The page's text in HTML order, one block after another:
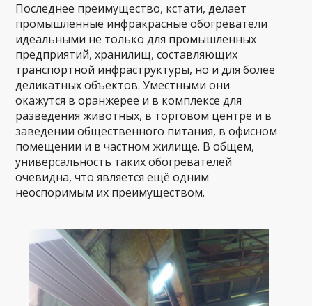
Последнее преимущество, кстати, делает
промышленные инфракрасные обогреватели
идеальными не только для промышленных
предприятий, хранилищ, составляющих
транспортной инфраструктуры, но и для более
деликатных объектов. Уместными они
окажутся в оранжерее и в комплексе для
разведения животных, в торговом центре и в
заведении общественного питания, в офисном
помещении и в частном жилище. В общем,
универсальность таких обогревателей
очевидна, что является ещё одним
неоспоримым их преимуществом.